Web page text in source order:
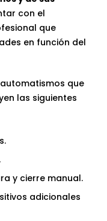
con el
que
en función del
que
las siguientes
y cierre manual.
adicionales